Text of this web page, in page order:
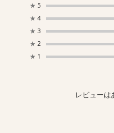
★ 5
★ 4
★ 3
★ 2
★ 1
レビューは